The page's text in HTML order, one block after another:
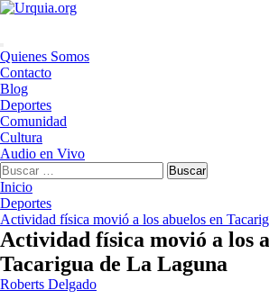
Saltar
Menú
principal
Quienes Somos
Contacto
Blog
Deportes
Comunidad
Cultura
Audio en Vivo
Buscar:
Inicio
Deportes
Actividad física movió a los abuelos en
Actividad física movió a los
Tacarigua de La Laguna
Roberts Delgado